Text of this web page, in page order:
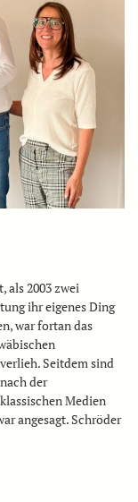
als 2003 zwei
ihr eigenes Ding
war fortan das
Seitdem sind
der
Medien
angesagt. Schröder